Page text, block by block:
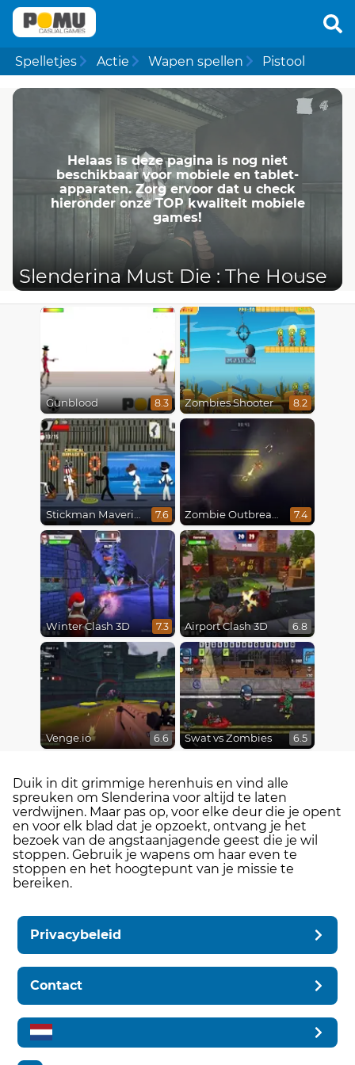
Spelletjes Actie Wapen spellen Pistool
Helaas is deze pagina is nog niet
beschikbaar voor mobiele en tablet-
apparaten. Zorg ervoor dat u check
hieronder onze TOP kwaliteit mobiele
games!
Slenderina Must Die : The House
Gunblood 8.3 Zombies Shooter 8.2
Stickman Maverick: Bad Boys Killer 7.6 Zombie Outbreak Arena 7.4
Winter Clash 3D 7.3 Airport Clash 3D 6.8
Venge.io 6.6 Swat vs Zombies 6.5
Duik in dit grimmige herenhuis en vind alle
spreuken om Slenderina voor altijd te laten
verdwijnen. Maar pas op, voor elke deur die je opent
en voor elk blad dat je opzoekt, ontvang je het
bezoek van de angstaanjagende geest die je wil
stoppen. Gebruik je wapens om haar even te
stoppen en het hoogtepunt van je missie te
bereiken.
Privacybeleid
Contact